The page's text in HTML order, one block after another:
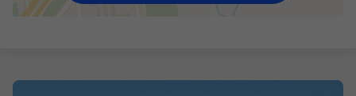
Voos + Hotel